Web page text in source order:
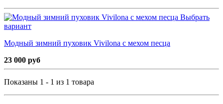
Выбрать
вариант
Модный зимний пуховик Vivilona с мехом песца
23 000 руб
Показаны 1 - 1 из 1 товара